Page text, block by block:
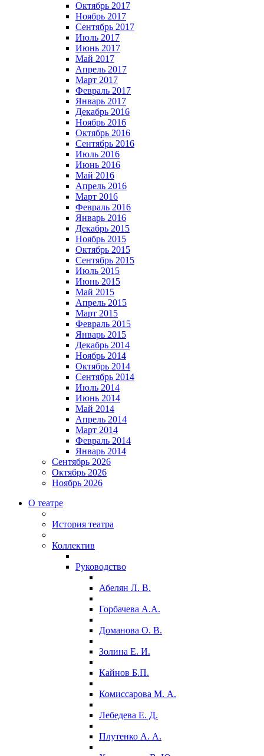
Октябрь 2017
Ноябрь 2017
Сентябрь 2017
Июль 2017
Июнь 2017
Май 2017
Апрель 2017
Март 2017
Февраль 2017
Январь 2017
Декабрь 2016
Ноябрь 2016
Октябрь 2016
Сентябрь 2016
Июль 2016
Июнь 2016
Май 2016
Апрель 2016
Март 2016
Февраль 2016
Январь 2016
Декабрь 2015
Ноябрь 2015
Октябрь 2015
Сентябрь 2015
Июль 2015
Июнь 2015
Май 2015
Апрель 2015
Март 2015
Февраль 2015
Январь 2015
Декабрь 2014
Ноябрь 2014
Октябрь 2014
Сентябрь 2014
Июль 2014
Июнь 2014
Май 2014
Апрель 2014
Март 2014
Февраль 2014
Январь 2014
Сентябрь 2026
Октябрь 2026
Ноябрь 2026
О театре
История театра
Коллектив
Руководство
Абелян Л. В.
Горбачева А.А.
Доманова О. В.
Золина Е. И.
Кайнов Б.П.
Комиссарова М. А.
Лебедева Е. Д.
Плутенко А. А.